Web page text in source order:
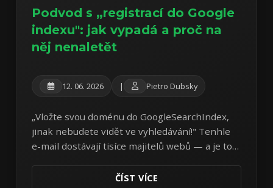
Podvod s „registrací do Google
indexu": jak vypadá a proč na
něj nenaletět
12. 06. 2026 | Pietro Dubsky
„Vložte svou doménu do GoogleSearchIndex,
jinak nebudete vidět ve vyhledávání!" Tenhle
e-mail dostávají tisíce majitelů webů — a je to
vzorek z vlastní schránky.
ČÍST VÍCE